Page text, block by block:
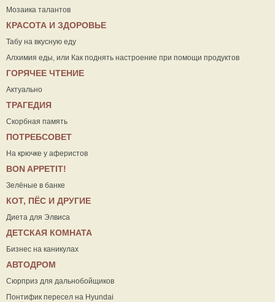
Мозаика талантов
КРАСОТА И ЗДОРОВЬЕ
Табу на вкусную еду
Алхимия еды, или Как поднять настроение при помощи продуктов
ГОРЯЧЕЕ ЧТЕНИЕ
Актуально
ТРАГЕДИЯ
Скорбная память
ПОТРЕБСОВЕТ
На крючке у аферистов
ВON APPETIT!
Зелёные в банке
КОТ, ПЁС И ДРУГИЕ
Диета для Элвиса
ДЕТСКАЯ КОМНАТА
Бизнес на каникулах
АВТОДРОМ
Сюрприз для дальнобойщиков
Понтифик пересел на Hyundai